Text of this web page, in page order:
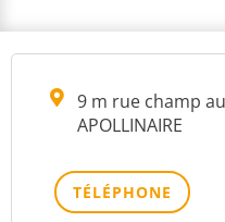
9 m rue champ
APOLLINAIRE
TÉLÉPHONE